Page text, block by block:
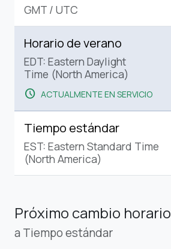
GMT / UTC
Horario de verano
EDT: Eastern Daylight
Time (North America)
schedule ACTUALMENTE EN SERVICIO
Tiempo estándar
EST: Eastern Standard Time
(North America)
Próximo cambio horario
a Tiempo estándar